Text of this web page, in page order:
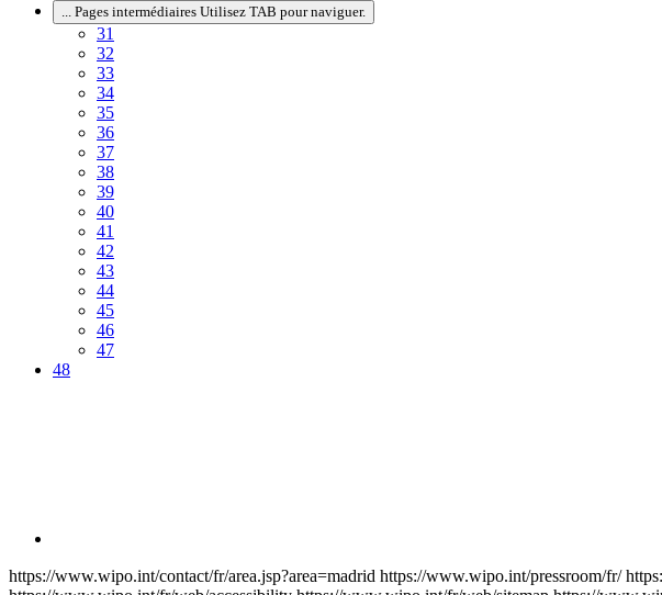
Pages intermédiaires Utilisez TAB pour naviguer.
31
32
33
34
35
36
37
38
39
40
41
42
43
44
45
46
47
48
https://www.wipo.int/contact/fr/area.jsp?area=madrid https://www.wipo.int/pressroom/fr/